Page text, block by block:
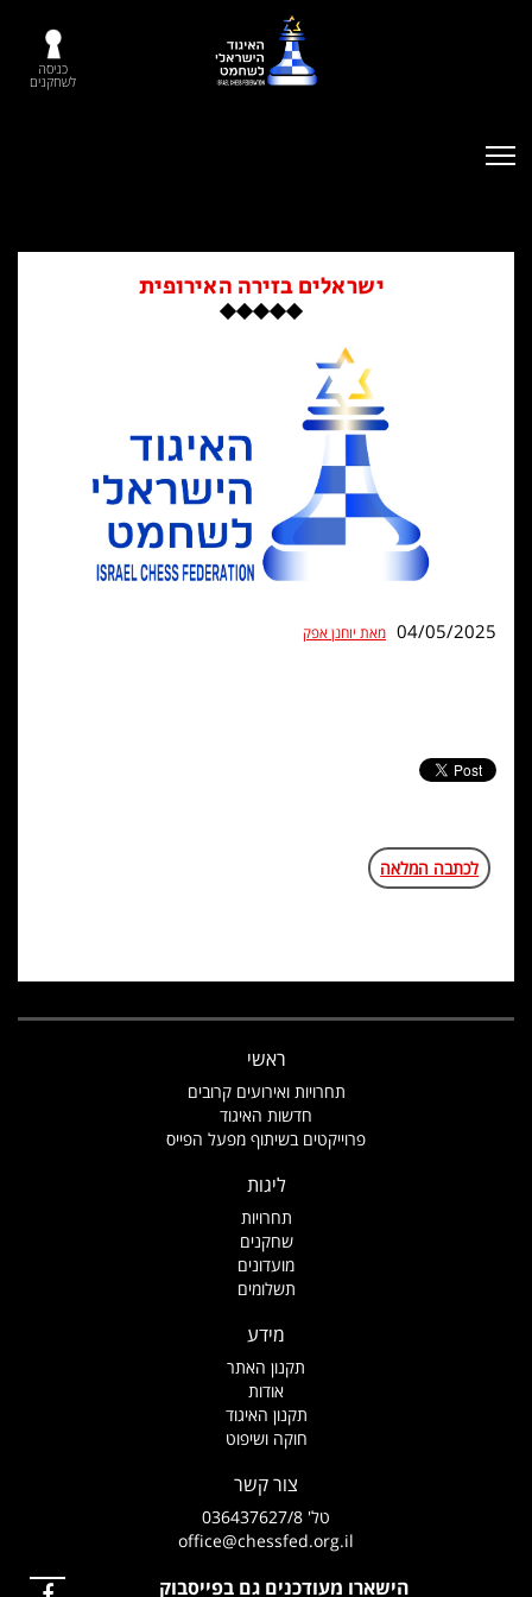
כניסה
לשחקנים
ישראלים בזירה האירופית
04/05/2025 מאת יוחנן אפק
לכתבה המלאה
ראשי
תחרויות ואירועים קרובים
חדשות האיגוד
פרוייקטים בשיתוף מפעל הפייס
ליגות
תחרויות
שחקנים
מועדונים
תשלומים
מידע
תקנון האתר
אודות
תקנון האיגוד
חוקה ושיפוט
צור קשר
טל' 036437627/8
office@chessfed.org.il
הישארו מעודכנים גם בפייסבוק